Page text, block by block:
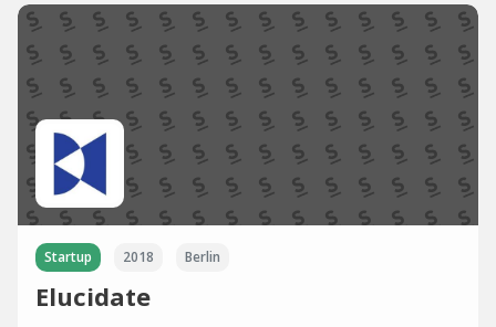
Startup 2018 Berlin
Elucidate